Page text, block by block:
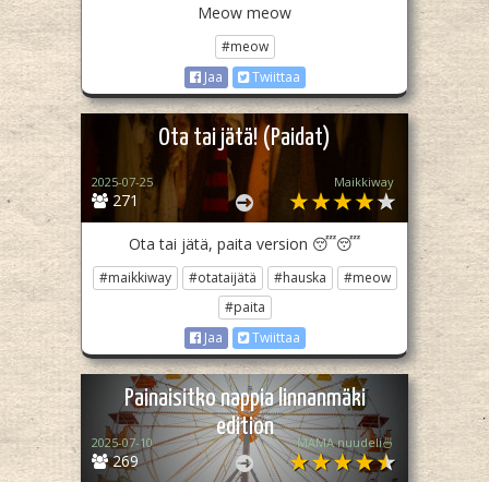
Meow meow
#meow
Jaa
Twiittaa
Ota tai jätä! (Paidat)
271
2025-07-25 Maikkiway
Ota tai jätä, paita version 😴😴
#maikkiway #otataijätä #hauska
#meow
#paita
Jaa
Twiittaa
Painaisitko nappia linnanmäki
edition
269
2025-07-10 MAMA nuudeli🍜